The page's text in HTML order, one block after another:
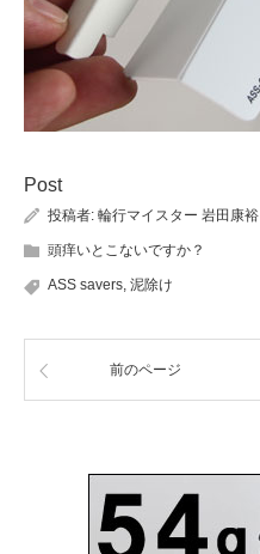
Post
投稿者: 輪行マイスター 岩田康裕
頭痒いとこないですか？
ASS savers, 泥除け
前のページ